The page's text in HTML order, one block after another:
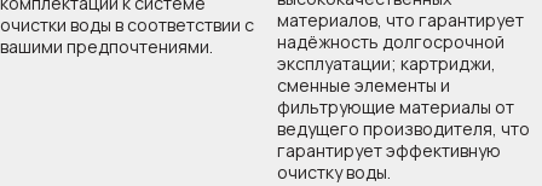
очистки воды в соответствии с
вашими предпочтениями.
материалов, что гарантирует
надёжность долгосрочной
эксплуатации; картриджи,
сменные элементы и
фильтрующие материалы от
ведущего производителя, что
гарантирует эффективную
очистку воды.